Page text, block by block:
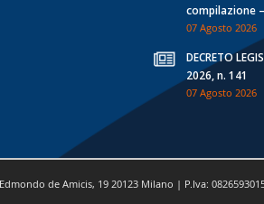
compilazione
07 Agosto 2026
DECRETO
2026, n. 141
07 Agosto 2026
de Amicis, 19 20123 Milano | P.Iva: